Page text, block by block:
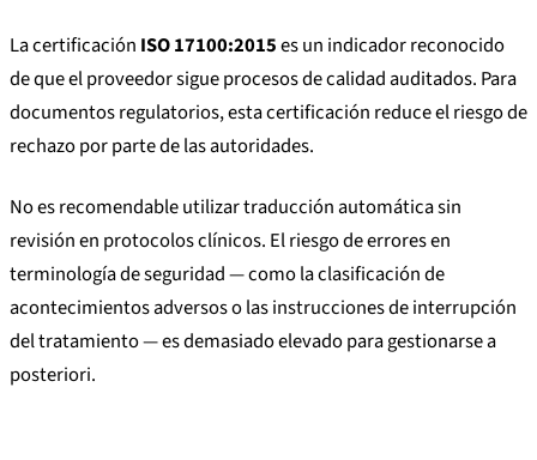
La certificación ISO 17100:2015es un indicador reconocido
de que el proveedor sigue procesos de calidad auditados. Para
documentos regulatorios, esta certificación reduce el riesgo de
rechazo por parte de las autoridades.
No es recomendable utilizar traducción automática sin
revisión en protocolos clínicos. El riesgo de errores en
terminología de seguridad — como la clasificación de
acontecimientos adversos o las instrucciones de interrupción
del tratamiento — es demasiado elevado para gestionarse a
posteriori.